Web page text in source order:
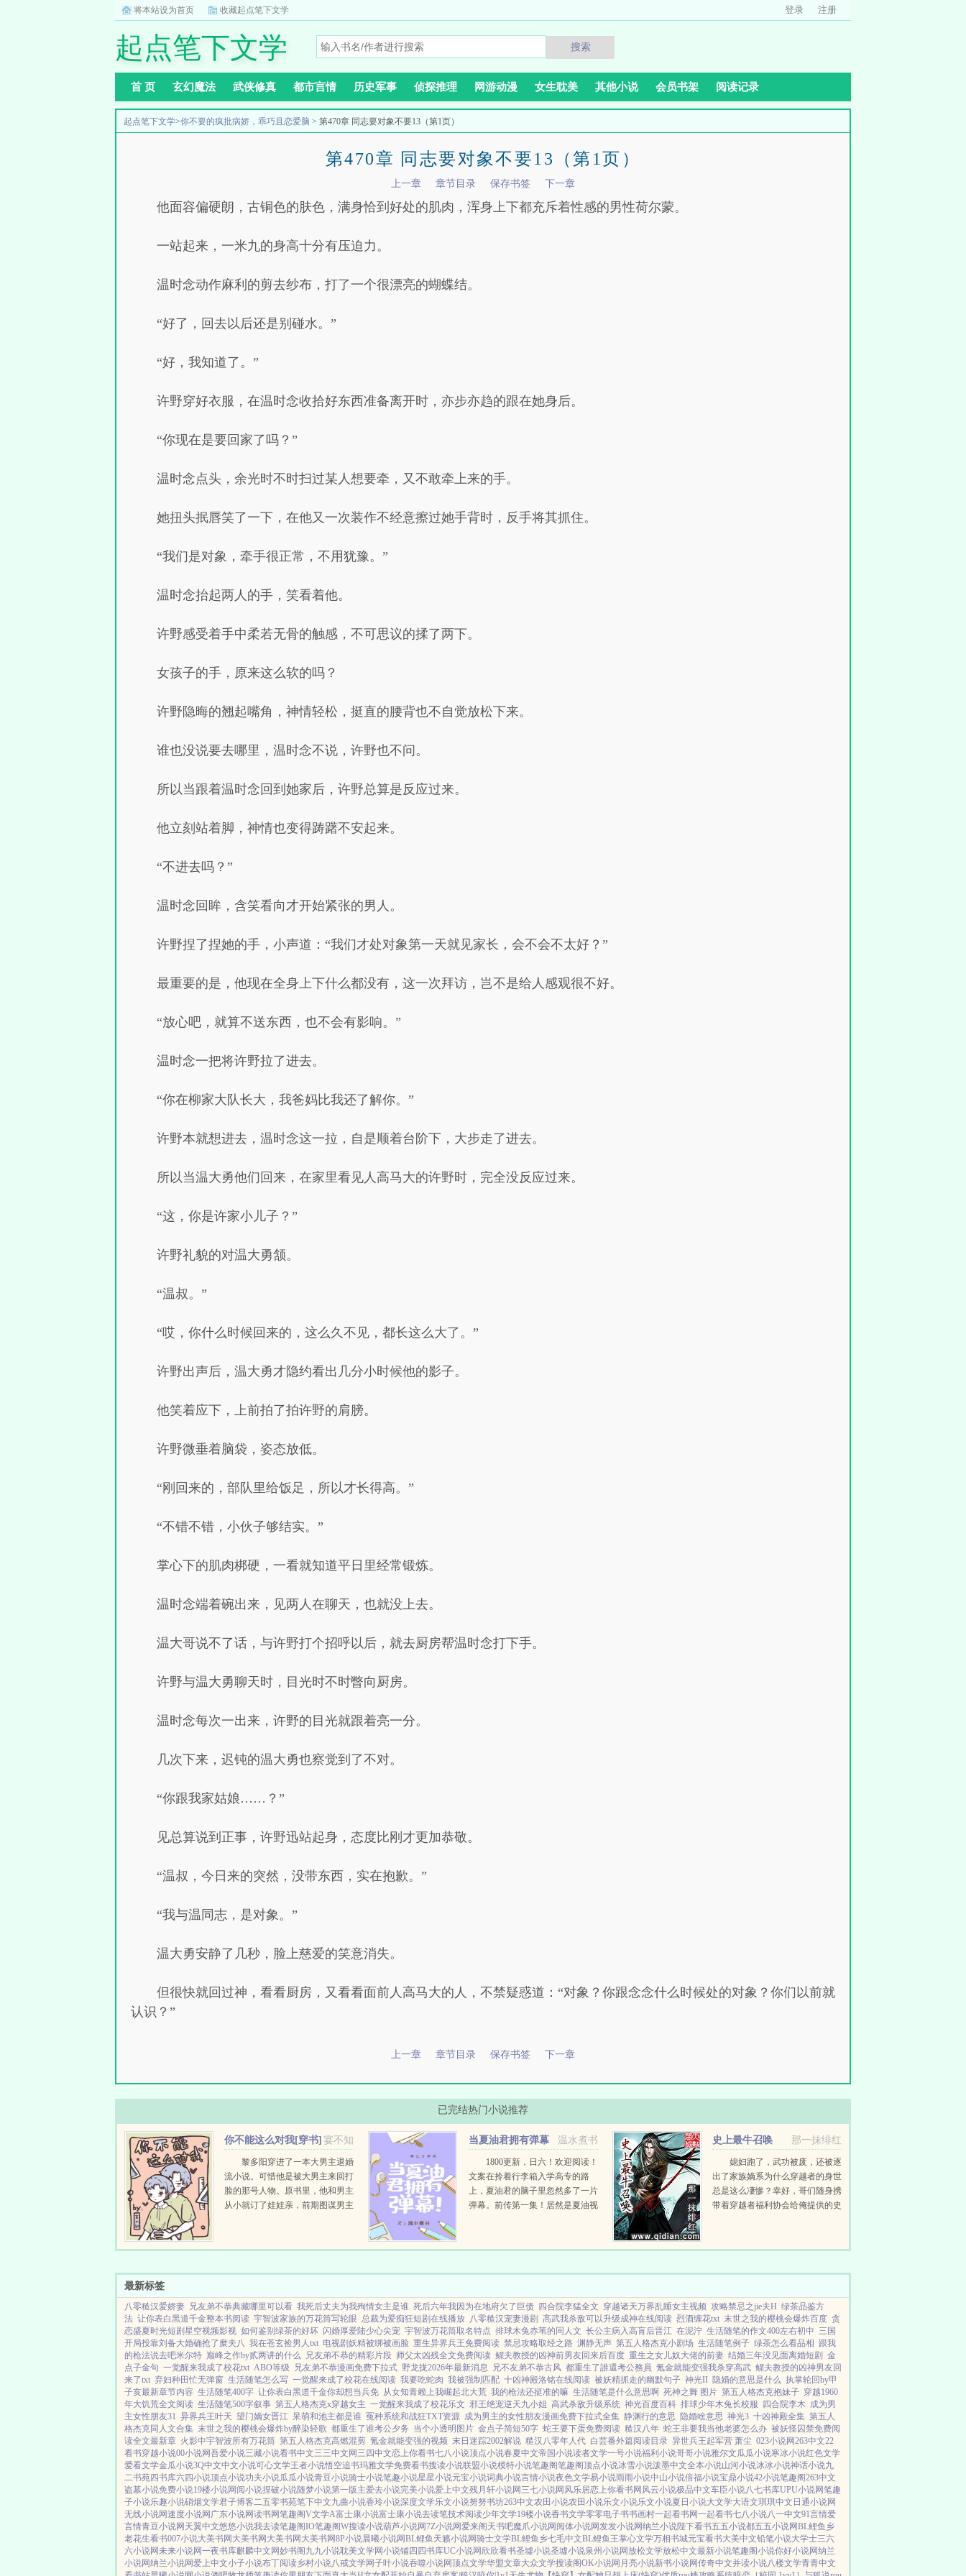
将本站设为首页 收藏起点笔下文学 登录 注册
起点笔下文学 搜索
首 页 玄幻魔法 武侠修真 都市言情 历史军事 侦探推理 网游动漫 女生耽美 其他小说 会员书架 阅读记录
起点笔下文学>你不要的疯批病娇，乖巧且恋爱脑 > 第470章 同志要对象不要13（第1页）
第470章 同志要对象不要13（第1页）
上一章 章节目录 保存书签 下一章
他面容偏硬朗，古铜色的肤色，满身恰到好处的肌肉，浑身上下都充斥着性感的男性荷尔蒙。
一站起来，一米九的身高十分有压迫力。
温时念动作麻利的剪去纱布，打了一个很漂亮的蝴蝶结。
“好了，回去以后还是别碰水。”
“好，我知道了。”
许野穿好衣服，在温时念收拾好东西准备离开时，亦步亦趋的跟在她身后。
“你现在是要回家了吗？”
温时念点头，余光时不时扫过某人想要牵，又不敢牵上来的手。
她扭头抿唇笑了一下，在他又一次装作不经意擦过她手背时，反手将其抓住。
“我们是对象，牵手很正常，不用犹豫。”
温时念抬起两人的手，笑看着他。
许野感受着手中柔若无骨的触感，不可思议的揉了两下。
女孩子的手，原来这么软的吗？
许野隐晦的翘起嘴角，神情轻松，挺直的腰背也不自觉放松下来。
谁也没说要去哪里，温时念不说，许野也不问。
所以当跟着温时念回到她家后，许野总算是反应过来。
他立刻站着脚，神情也变得踌躇不安起来。
“不进去吗？”
温时念回眸，含笑看向才开始紧张的男人。
许野捏了捏她的手，小声道：“我们才处对象第一天就见家长，会不会不太好？”
最重要的是，他现在全身上下什么都没有，这一次拜访，岂不是给人感观很不好。
“放心吧，就算不送东西，也不会有影响。”
温时念一把将许野拉了进去。
“你在柳家大队长大，我爸妈比我还了解你。”
许野本就想进去，温时念这一拉，自是顺着台阶下，大步走了进去。
所以当温大勇他们回来，在家里看见人高马大的许野时，完全没反应过来。
“这，你是许家小儿子？”
许野礼貌的对温大勇颔。
“温叔。”
“哎，你什么时候回来的，这么久不见，都长这么大了。”
许野出声后，温大勇才隐约看出几分小时候他的影子。
他笑着应下，上前拍了拍许野的肩膀。
许野微垂着脑袋，姿态放低。
“刚回来的，部队里给饭足，所以才长得高。”
“不错不错，小伙子够结实。”
掌心下的肌肉梆硬，一看就知道平日里经常锻炼。
温时念端着碗出来，见两人在聊天，也就没上去。
温大哥说不了话，与许野打个招呼以后，就去厨房帮温时念打下手。
许野与温大勇聊天时，目光时不时瞥向厨房。
温时念每次一出来，许野的目光就跟着亮一分。
几次下来，迟钝的温大勇也察觉到了不对。
“你跟我家姑娘……？”
见总算说到正事，许野迅站起身，态度比刚才更加恭敬。
“温叔，今日来的突然，没带东西，实在抱歉。”
“我与温同志，是对象。”
温大勇安静了几秒，脸上慈爱的笑意消失。
但很快就回过神，看看厨房，又看看面前人高马大的人，不禁疑惑道：“对象？你跟念念什么时候处的对象？你们以前就
认识？”
上一章 章节目录 保存书签 下一章
已完结热门小说推荐
宴不知
你不能这么对我[穿书]
黎多阳穿进了一本大男主退婚
流小说。可惜他是被大男主来回打
脸的那号人物。原书里，他和男主
从小就订了娃娃亲，前期图谋男主
装，然而等男主十八岁那...
温水煮书
当夏油君拥有弹幕
1800更新，日六！欢迎阅读！
文案在拎着行李箱入学高专的路
上，夏油君的脑子里忽然多了一片
弹幕。前传第一集！居然是夏油视
男主～呜呜呜呜...
那一抹绯红
史上最牛召唤
媳妇跑了，武功被废，还被逐
出了家族嫡系为什么穿越者的身世
总是这么凄惨？幸好，哥们随身携
带着穿越者福利协会给俺提供的史
最新标签
八零糙汉爱娇妻 兄友弟不恭典藏哪里可以看 我死后丈夫为我殉情女主是谁 死后六年我因为在地府欠了巨债 四合院李猛全文 穿越诸天万界乱睡女主视频 攻略禁忌之jie夫H 绿茶品鉴方
法 让你表白黑道千金整本书阅读 宇智波家族的万花筒写轮眼 总裁为爱痴狂短剧在线播放 八零糙汉宠妻漫剧 高武我杀敌可以升级成神在线阅读 烈酒缠花txt 末世之我的樱桃会爆炸百度 贪
恋盛夏时光短剧星空视频影视 如何鉴别绿茶的好坏 闪婚厚爱陆少心尖宠 宇智波万花筒取名特点 排球木兔赤苇的同人文 长公主病入高肓后晋江 在泥泞 生活随笔的作文400左右初中 三国
开局投靠刘备大婚确抢了糜夫八 我在苍玄捡男人txt 电视剧妖精被绑被画脸 重生异界兵王免费阅读 禁忌攻略取经之路 渊静无声 第五人格杰克小剧场 生活随笔例子 绿茶怎么看品相 跟我
的枪法说去吧米尔特 巅峰之作by贰两讲的什么 兄友弟不恭的精彩片段 师父太凶残全文免费阅读 鳏夫教授的凶神前男友回来后百度 重生之女儿奴大佬的前妻 结婚三年没见面离婚短剧 金
点子金句 一觉醒来我成了校花txt ABO等级 兄友弟不恭漫画免费下拉式 野龙拢2026年最新消息 兄不友弟不恭古风 都重生了誰還考公務員 氪金就能变强我杀穿高武 鳏夫教授的凶神男友回
来了txt 弃妇种田忙无弹窗 生活随笔怎么写 一觉醒来成了校花在线阅读 我要吃蛇肉 我被强制匹配 十凶神殿洛铭在线阅读 被妖精抓走的幽默句子 神光II 隐婚的意思是什么 执掌轮回by甲
子亥最新章节内容 生活随笔400字 让你表白黑道千金你却想当兵免 从女知青赖上我崛起北大荒 我的枪法还挺准的嘛 生活随笔是什么意思啊 死神之舞 图片 第五人格杰克抱妹子 穿越1960
年大饥荒全文阅读 生活随笔500字叙事 第五人格杰克x穿越女主 一觉醒来我成了校花乐文 邪王绝宠逆天九小姐 高武杀敌升级系统 神光百度百科 排球少年木兔长校服 四合院李木 成为男
主女性朋友31 异界兵王叶天 望门嫡女晋江 呆萌和池主都是谁 冤种系统和战狂TXT资源 成为男主的女性朋友漫画免费下拉式全集 静渊行的意思 隐婚啥意思 神光3 十凶神殿全集 第五人
格杰克同人文合集 末世之我的樱桃会爆炸by醉染轻歌 都重生了谁考公夕务 当个小透明图片 金点子简短50字 蛇王要下蛋免费阅读 糙汉八年 蛇王非要我当他老婆怎么办 被妖怪囚禁免费阅
读全文最新章 火影中宇智波所有万花筒 第五人格杰克高燃混剪 氪金就能变强的视频 末日迷踪2002解说 糙汉八零年人代 白芸番外篇阅读目录 异世兵王起军营 萧尘 023小说网263中文22
看书穿越小说00小说网吾爱小说三藏小说看书中文三三中文网 三四中文恋上你看书七八小说顶点小说春夏中文帝国小说读者文学一号小说福利小说哥哥小说雅尔文瓜瓜小说寒冰小说红色文学
爱看文学金瓜小说3Q中文中文小说可心文学王者小说悟空追书玛雅文学免费看书搜读小说联盟小说模特小说笔趣阁笔趣阁顶点小说冰雪小说泼墨中文全本小说山河小说冰冰小说神话小说九
二书苑四书库六四小说顶点小说功夫小说瓜瓜小说青豆小说骑士小说笔趣小说星星小说元宝小说词典小说言情小说夜色文学易小说雨雨小说中山小说倍福小说宝鼎小说42小说笔趣阁263中文
盗墓小说免费小说19楼小说网阅小说捏破小说随梦小说第一版主爱去小说完美小说爱上中文残月轩小说网 三七小说网 风乐居恋上你看书网 风云小说极品中文车臣小说八七书库UPU小说网笔趣
子小说乐趣小说硝烟文学君子博客二五零书苑笔下中文九曲小说香玲小说深度文学乐文小说努努书坊263中文农田小说农田小说乐文小说乐文小说夏日小说大文学大语文琪琪中文 日通小说网
无线小说网速度小说网 广东小说网读书网笔趣阁V文学A富士康小说富士康小说去读笔技术阅读少年文学19楼小说香书文学零零电子书书画村一起看书网一起看书七八小说八一中文91言情爱
言情青豆小说网 天翼中文悠悠小说我去读笔趣阁IO笔趣阁W搜读小说葫芦小说网7Z小说网爱来阁 天书吧魔爪小说网 阅体小说网发发小说网纳兰小说陛下看书五五小说都五五小说网BL鲤鱼乡
老花生看书007小说大美书网 大美书网 大美书网 大美书网8P小说晨曦小说网BL鲤鱼 天籁小说网骑士文学BL鲤鱼乡七毛中文BL鲤鱼王掌心文学万相书城元宝看书大美中文铅笔小说大学士三六
六小说网未来小说网一夜书库麒麟中文网妙书阁 九九小说耽美文学网小说铺四四书库UC小说网 欣欣看书圣墟小说圣墟小说泉州小说网放松文学放松中文最新小说笔趣阁小说你好小说网纳兰
小说网纳兰小说网爱上中文小子小说布丁阅读乡村小说八戒文学网子叶小说吞噬小说网顶点文学华盟文章大众文学搜读阁OK小说网 月亮小说新书小说网传奇中文并读小说八楼文学青青中文